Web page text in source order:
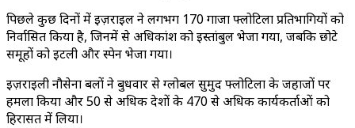
पिछले कुछ दिनों में इज़राइल ने लगभग 170 गाजा फ्लोटिला प्रतिभागियों को
निर्वासित किया है, जिनमें से अधिकांश को इस्तांबुल भेजा गया, जबकि छोटे
समूहों को इटली और स्पेन भेजा गया।
इज़राइली नौसेना बलों ने बुधवार से ग्लोबल सुमुद फ्लोटिला के जहाजों पर
हमला किया और 50 से अधिक देशों के 470 से अधिक कार्यकर्ताओं को
हिरासत में लिया।